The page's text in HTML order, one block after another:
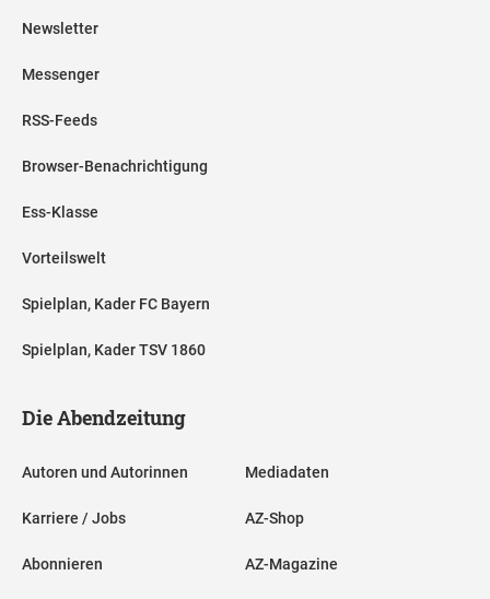
Newsletter
Messenger
RSS-Feeds
Browser-Benachrichtigung
Ess-Klasse
Vorteilswelt
Spielplan, Kader FC Bayern
Spielplan, Kader TSV 1860
Die Abendzeitung
Autoren und Autorinnen
Karriere / Jobs
Abonnieren
Mediadaten
AZ-Shop
AZ-Magazine